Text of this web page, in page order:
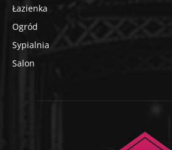
Łazienka
Ogród
Sypialnia
Salon